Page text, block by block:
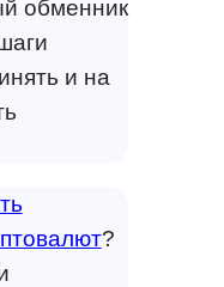
обменник
и на
?